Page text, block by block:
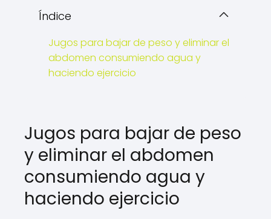
Índice
Jugos para bajar de peso y eliminar el
abdomen consumiendo agua y
haciendo ejercicio
Jugos para bajar de peso
y eliminar el abdomen
consumiendo agua y
haciendo ejercicio